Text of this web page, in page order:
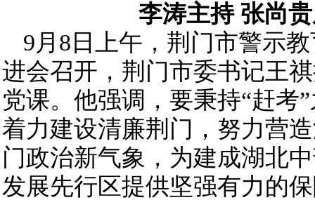
李涛主持 张尚
9月8日上午，荆门市警示
进会召开，荆门市委书记王
党课。他强调，要秉持“赶考
着力建设清廉荆门，努力营
门政治新气象，为建成湖北
发展先行区提供坚强有力的